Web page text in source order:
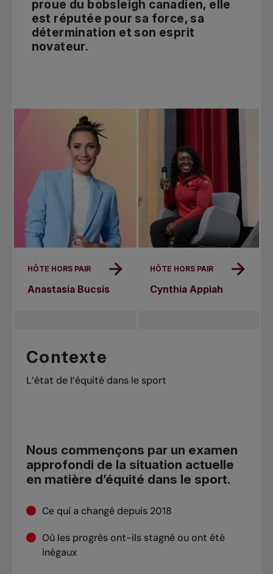
proue du bobsleigh canadien, elle
est réputée pour sa force, sa
détermination et son esprit
novateur.
HÔTE HORS PAIR
Anastasia Bucsis
HÔTE HORS PAIR
Cynthia Appiah
Contexte
L’état de l’équité dans le sport
Nous commençons par un examen
approfondi de la situation actuelle
en matière d’équité dans le sport.
Ce qui a changé depuis 2018
Où les progrès ont-ils stagné ou ont été
inégaux